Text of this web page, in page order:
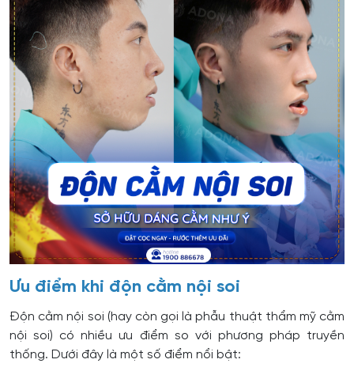
Ưu điểm khi độn cằm nội soi
Độn cằm nội soi (hay còn gọi là phẫu thuật thẩm mỹ cằm
nội soi) có nhiều ưu điểm so với phương pháp truyền
thống. Dưới đây là một số điểm nổi bật: